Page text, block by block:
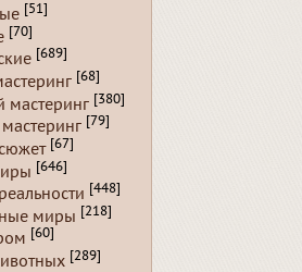
[51]
[70]
[689]
[68]
мастеринг [380]
[79]
[67]
[646]
[448]
миры [218]
[60]
[289]